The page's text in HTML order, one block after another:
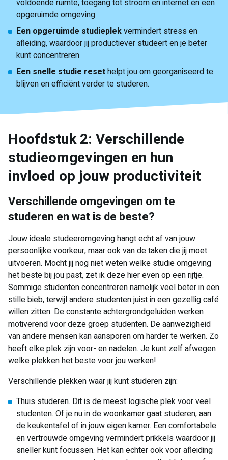
voldoende ruimte, toegang tot stroom en internet én een
opgeruimde omgeving.
Een opgeruimde studieplekvermindert stress en
afleiding, waardoor jij productiever studeert en je beter
kunt concentreren.
Een snelle studie resethelpt jou om georganiseerd te
blijven en efficiënt verder te studeren.
Hoofdstuk 2: Verschillende
studieomgevingen en hun
invloed op jouw productiviteit
Verschillende omgevingen om te
studeren en wat is de beste?
Jouw ideale studeeromgeving hangt echt af van jouw
persoonlijke voorkeur, maar ook van de taken die jij moet
uitvoeren. Mocht jij nog niet weten welke studie omgeving
het beste bij jou past, zet ik deze hier even op een rijtje.
Sommige studenten concentreren namelijk veel beter in een
stille bieb, terwijl andere studenten juist in een gezellig café
willen zitten. De constante achtergrondgeluiden werken
motiverend voor deze groep studenten. De aanwezigheid
van andere mensen kan aansporen om harder te werken. Zo
heeft elke plek zijn voor- en nadelen. Je kunt zelf afwegen
welke plekken het beste voor jou werken!
Verschillende plekken waar jij kunt studeren zijn:
Thuis studeren. Dit is de meest logische plek voor veel
studenten. Of je nu in de woonkamer gaat studeren, aan
de keukentafel of in jouw eigen kamer. Een comfortabele
en vertrouwde omgeving vermindert prikkels waardoor jij
sneller kunt focussen. Het kan echter ook voor afleiding